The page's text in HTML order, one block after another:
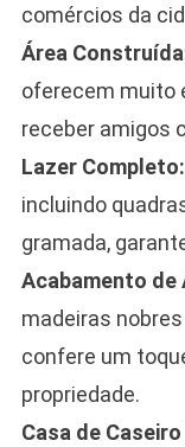
comércios da
Área
oferecem muito
receber amigos
Lazer Completo:
incluindo
gramada,
Acabamento de
madeiras
confere um
propriedade.
Casa de